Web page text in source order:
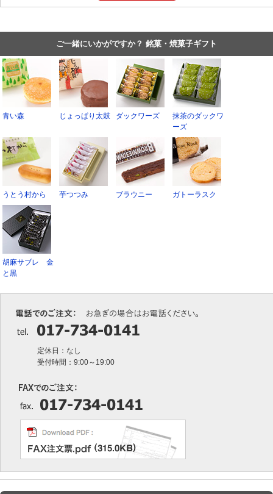
ご一緒にいかがですか？ 銘菓・焼菓子ギフト
青い森 じょっぱり太鼓 ダックワーズ
抹茶のダックワ
ーズ
うとう村から 芋つつみ ブラウニー ガトーラスク
胡麻サブレ 金
と黒
定休日：なし
受付時間：9:00～19:00